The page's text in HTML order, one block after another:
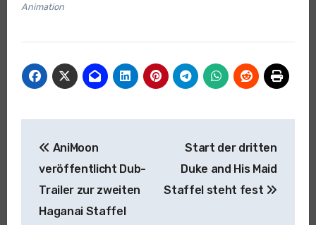
Animation
AniMoon
veröffentlicht Dub-
Trailer zur zweiten
Haganai Staffel
Start der dritten
Duke and His Maid
Staffel steht fest